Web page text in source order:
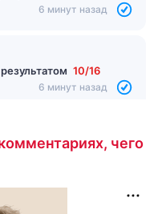
6 минут назад
10/16
6 минут назад
чего